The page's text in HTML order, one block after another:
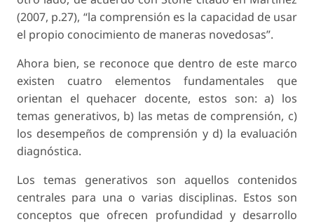
(2007, p.27), “la comprensión es la capacidad de usar
el propio conocimiento de maneras novedosas”.
Ahora bien, se reconoce que dentro de este marco
existen cuatro elementos fundamentales que
orientan el quehacer docente, estos son: a) los
temas generativos, b) las metas de comprensión, c)
los desempeños de comprensión y d) la evaluación
diagnóstica.
Los temas generativos son aquellos contenidos
centrales para una o varias disciplinas. Estos son
conceptos que ofrecen profundidad y desarrollo